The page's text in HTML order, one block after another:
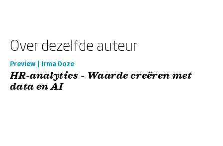
Over dezelfde auteur
Preview | Irma Doze
HR-analytics - Waarde creëren met
data en AI